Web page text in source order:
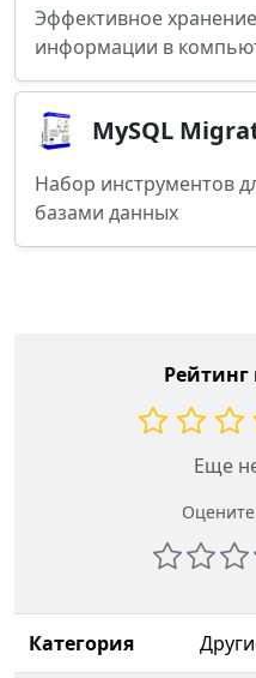
Эффективное
информации в
MySQL
Набор инструментов
базами данных
Еще
Категория